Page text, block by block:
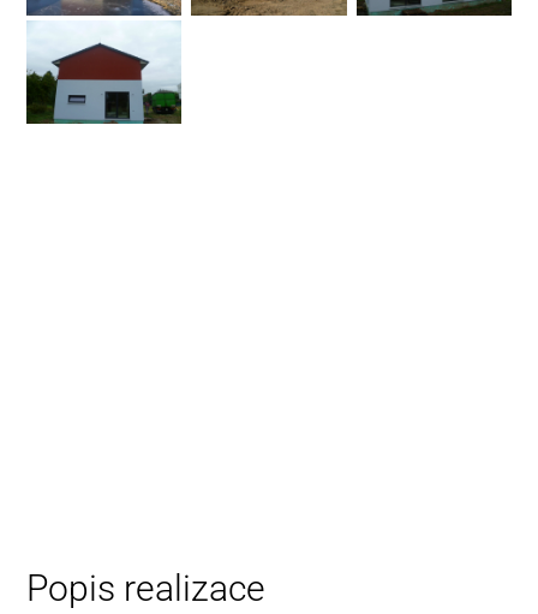
Popis realizace